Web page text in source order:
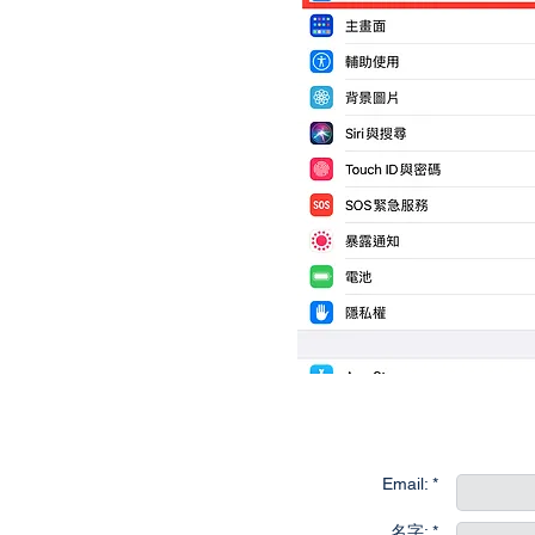
Email: *